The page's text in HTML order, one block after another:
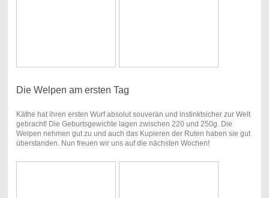
Die Welpen am ersten Tag
Käthe hat ihren ersten Wurf absolut souverän und instinktsicher zur Welt
gebracht! Die Geburtsgewichte lagen zwischen 220 und 250g. Die
Welpen nehmen gut zu und auch das Kupieren der Ruten haben sie gut
überstanden. Nun freuen wir uns auf die nächsten Wochen!